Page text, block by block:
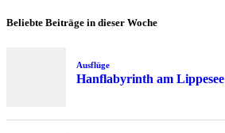
Beliebte Beiträge in dieser Woche
Ausflüge
Hanflabyrinth am Lippesee